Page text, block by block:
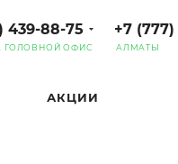
+7
АЛМАТЫ
439-88-75
ГОЛОВНОЙ ОФИС
АКЦИИ